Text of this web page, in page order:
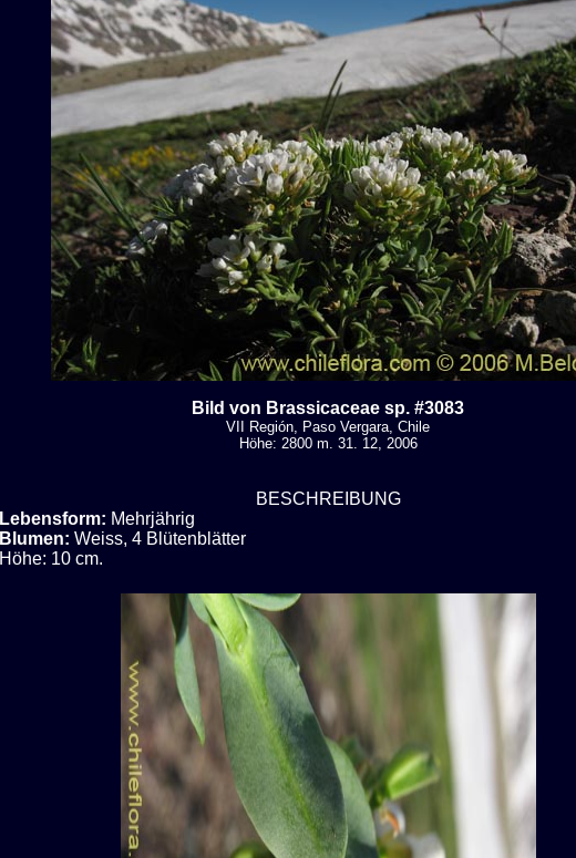
Bild von Brassicaceae sp. #3083
VII Región, Paso Vergara, Chile
Höhe: 2800 m. 31. 12, 2006
BESCHREIBUNG
Lebensform: Mehrjährig
Blumen: Weiss, 4 Blütenblätter
Höhe: 10 cm.